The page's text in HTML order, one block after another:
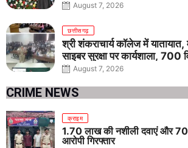
August 7, 2026
छत्तीसगढ़
श्री शंकराचार्य कॉलेज में यातायात,
साइबर सुरक्षा पर कार्यशाला, 700
जागरूकता का संकल्प
August 7, 2026
CRIME NEWS
क्राइम
1.70 लाख की नशीली दवाएं और 70
आरोपी गिरफ्तार